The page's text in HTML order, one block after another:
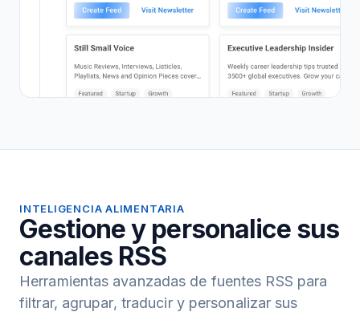
INTELIGENCIA ALIMENTARIA
Gestione y personalice sus
canales RSS
Herramientas avanzadas de fuentes RSS para
filtrar, agrupar, traducir y personalizar sus